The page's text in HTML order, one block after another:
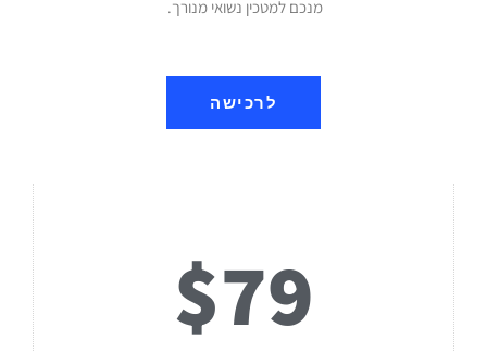
מנכם למטכין נשואי מנורך.
לרכישה
$79